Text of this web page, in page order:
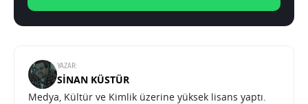
YAZAR:
SINAN KÜSTÜR
Medya, Kültür ve Kimlik üzerine yüksek lisans yaptı.